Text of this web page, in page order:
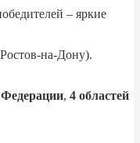
– яркие
на-Дону).
Федерации, 4 областей